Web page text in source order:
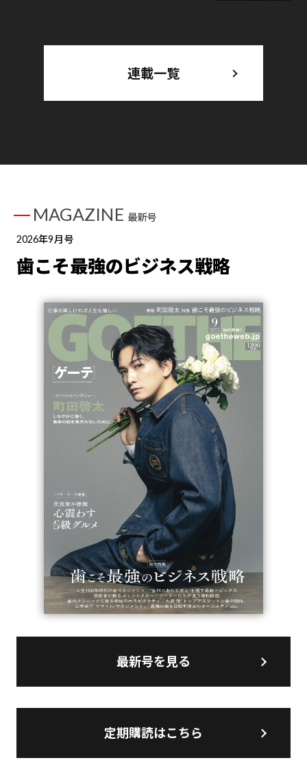
連載一覧
MAGAZINE 最新号
2026年9月号
歯こそ最強のビジネス戦略
最新号を見る
定期購読はこちら